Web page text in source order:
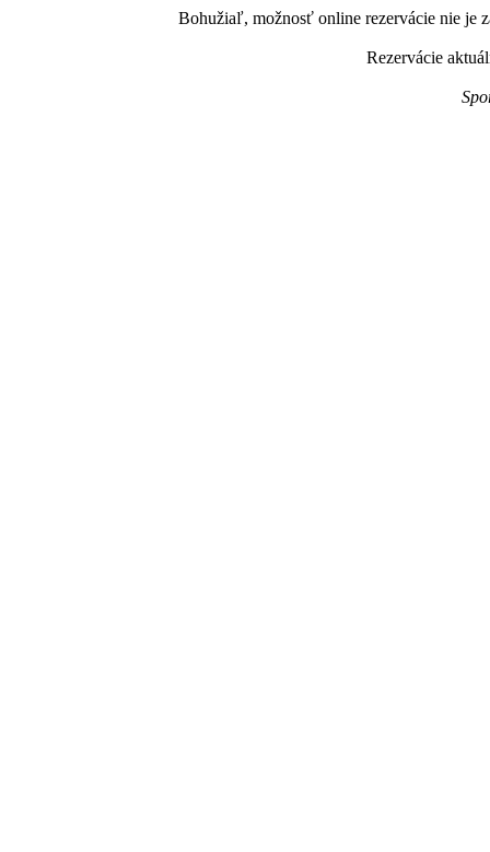
Bohužiaľ, možnosť online rezervácie nie je
Rezervácie